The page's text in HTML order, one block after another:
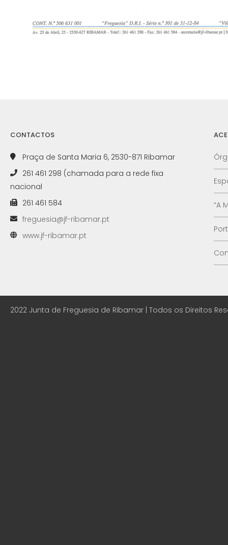
CONTACTOS
Praça de Santa Maria 6, 2530-871 Ribamar
261 461 298 (chamada para a rede fixa
nacional
261 461 584
freguesia@jf-ribamar.pt
www.jf-ribamar.pt
“A
2022 Junta de Freguesia de Ribamar | Todos os Direitos